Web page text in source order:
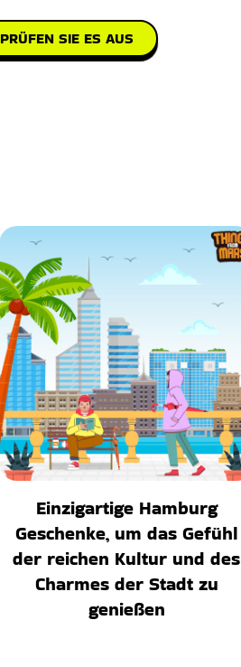
PRÜFEN SIE ES AUS
Einzigartige Hamburg
Geschenke, um das Gefühl
der reichen Kultur und des
Charmes der Stadt zu
genießen